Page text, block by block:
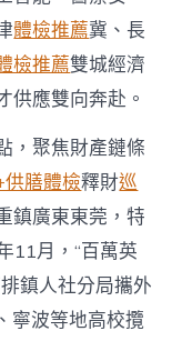
體檢推薦冀、長
檢推薦雙城經濟
供應雙向奔赴。
，聚焦財產鏈條
供膳體檢釋財巡
鎮廣東東莞，特
11月，“百萬英
鎮人社分局攜外
寧波等地高校攬